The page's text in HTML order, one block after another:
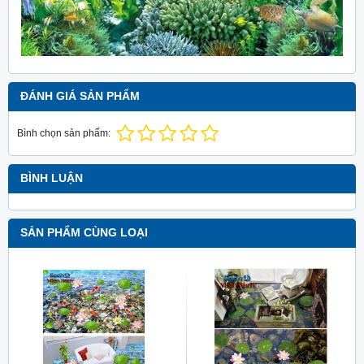
ĐÁNH GIÁ SẢN PHẨM
Bình chọn sản phẩm:
BÌNH LUẬN
SẢN PHẨM CÙNG LOẠI